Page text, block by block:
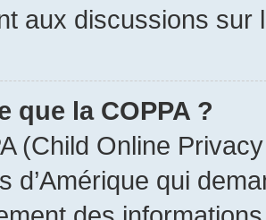
aux discussions sur
que la COPPA ?
(Child Online
d’Amérique qui